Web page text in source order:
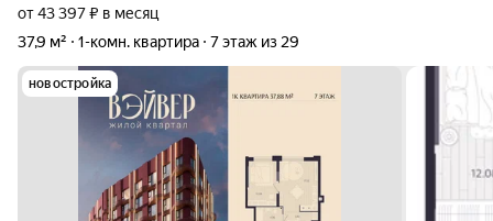
от 43 397 ₽ в месяц
37,9 м²
1-комн. квартира 7 этаж из 29
новостройка